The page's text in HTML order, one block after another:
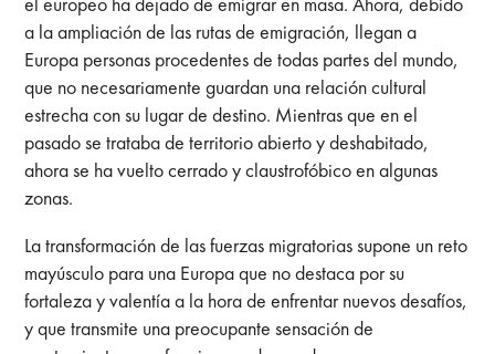
a la ampliación de las rutas de emigración, llegan a
Europa personas procedentes de todas partes del mundo,
que no necesariamente guardan una relación cultural
estrecha con su lugar de destino. Mientras que en el
pasado se trataba de territorio abierto y deshabitado,
ahora se ha vuelto cerrado y claustrofóbico en algunas
zonas.
La transformación de las fuerzas migratorias supone un reto
mayúsculo para una Europa que no destaca por su
fortaleza y valentía a la hora de enfrentar nuevos desafíos,
y que transmite una preocupante sensación de